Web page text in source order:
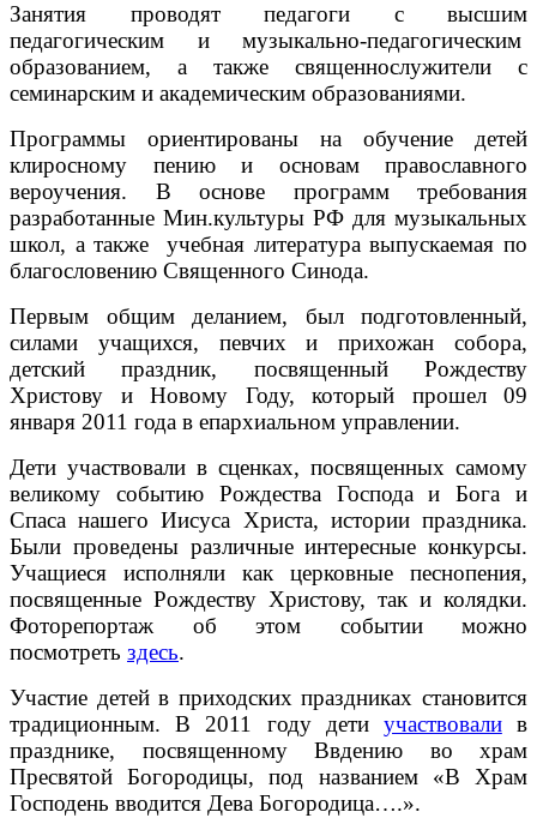
Занятия проводят педагоги с высшим
педагогическим и музыкально-педагогическим
образованием, а также священнослужители с
семинарским и академическим образованиями.
Программы ориентированы на обучение детей
клиросному пению и основам православного
вероучения. В основе программ требования
разработанные Мин.культуры РФ для музыкальных
школ, а также учебная литература выпускаемая по
благословению Священного Синода.
Первым общим деланием, был подготовленный,
силами учащихся, певчих и прихожан собора,
детский праздник, посвященный Рождеству
Христову и Новому Году, который прошел 09
января 2011 года в епархиальном управлении.
Дети участвовали в сценках, посвященных самому
великому событию Рождества Господа и Бога и
Спаса нашего Иисуса Христа, истории праздника.
Были проведены различные интересные конкурсы.
Учащиеся исполняли как церковные песнопения,
посвященные Рождеству Христову, так и колядки.
Фоторепортаж об этом событии можно
посмотреть здесь.
Участие детей в приходских праздниках становится
традиционным. В 2011 году дети участвовалив
празднике, посвященному Ввдению во храм
Пресвятой Богородицы, под названием «В Храм
Господень вводится Дева Богородица….».